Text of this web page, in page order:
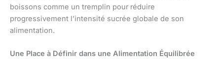
boissons comme un tremplin pour réduire
progressivement l’intensité sucrée globale de son
alimentation.
Une Place à Définir dans une Alimentation Équilibrée